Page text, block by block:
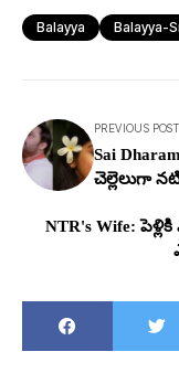
Balayya Balayya-
PREVIOUS POST
Sai
చెల్లెలుగా
NTR's Wife: